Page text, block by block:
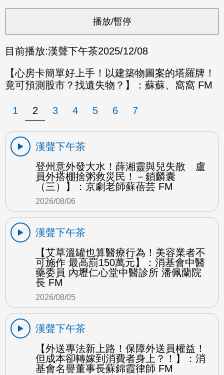
目前播放:漢聲下午茶2025/12/08
【心房卡簡單好上手！以建築物圖案的塔羅牌！
竟可預測股市？找遺失物？】：蘇蘇、窩窩 FM
1 2 3 4 5 6 7
漢聲下午茶
登州意外發大水！薛湘靈與兒失散 盧
員外搭棚捨粥救災民！－鎖麟囊
（三）】：京劇老師蘇蓓芸 FM
2026/08/06
漢聲下午茶
【艾草溫罐也算醫療行為！美容業者不
可施作 最高罰150萬元】：消基會中醫
藥委員 內壢仁心堂中醫診所 潘佩蘭院
長 FM
2026/08/05
漢聲下午茶
【外送專法新上路！保障外送員權益！
但成本卻轉嫁到消費者身上？！】：消
基會名譽董事長蘇錦霞律師 FM